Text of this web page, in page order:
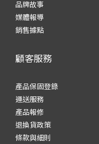
品牌故事
媒體報導
銷售據點
顧客服務
產品保固登錄
運送服務
產品報修
退換貨政策
條款與細則